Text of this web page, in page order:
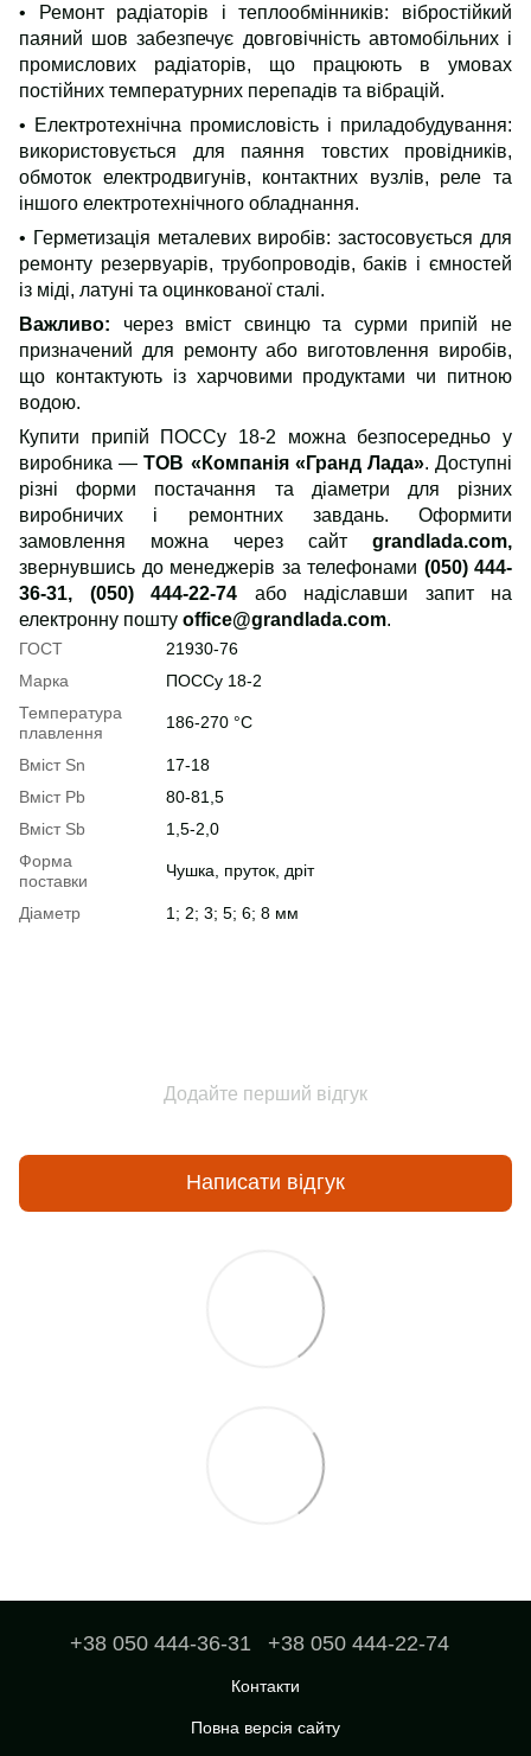
• Ремонт радіаторів і теплообмінників: вібростійкий
паяний шов забезпечує довговічність автомобільних і
промислових радіаторів, що працюють в умовах
постійних температурних перепадів та вібрацій.
• Електротехнічна промисловість і приладобудування:
використовується для паяння товстих провідників,
обмоток електродвигунів, контактних вузлів, реле та
іншого електротехнічного обладнання.
• Герметизація металевих виробів: застосовується для
ремонту резервуарів, трубопроводів, баків і ємностей
із міді, латуні та оцинкованої сталі.
Важливо: через вміст свинцю та сурми припій не
призначений для ремонту або виготовлення виробів,
що контактують із харчовими продуктами чи питною
водою.
Купити припій ПОССу 18-2 можна безпосередньо у
виробника —ТОВ «Компанія «Гранд Лада». Доступні
різні форми постачання та діаметри для різних
виробничих і ремонтних завдань. Оформити
замовлення можна через сайт grandlada.com,
звернувшись до менеджерів за телефонами (050) 444-
36-31, (050) 444-22-74 або надіславши запит на
електронну пошту office@grandlada.com.
ГОСТ
21930-76
Марка
ПОССу 18-2
Температура
плавлення
186-270 °С
Вміст Sn
17-18
Вміст Pb
80-81,5
Вміст Sb
1,5-2,0
Форма
поставки
Чушка, пруток, дріт
Діаметр 1; 2; 3; 5; 6; 8 мм
Додайте перший відгук
Написати відгук
+38 050 444-36-31 +38 050 444-22-74
Контакти
Повна версія сайту